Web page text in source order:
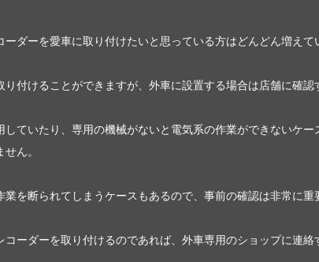
ダーを愛車に取り付けたいと思っている方はどんどん増えて
り付けることができますが、外車に設置する場合は店舗に確認
していたり、専用の機械がないと電気系の作業ができないケ
ん。
を断られてしまうケースもあるので、事前の確認は非常に重
ーダーを取り付けるのであれば、外車専用のショップに連絡